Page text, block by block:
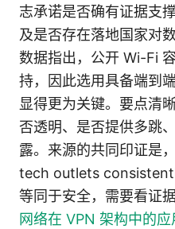
志承诺是否确有证据支
及是否存在落地国家对
数据指出，公开 Wi-Fi
持，因此选用具备端到
显得更为关键。要点清
否透明、是否提供多跳
露。来源的共同印证是
tech outlets
等同于安全，需要看证
网络在 VPN 架构中的